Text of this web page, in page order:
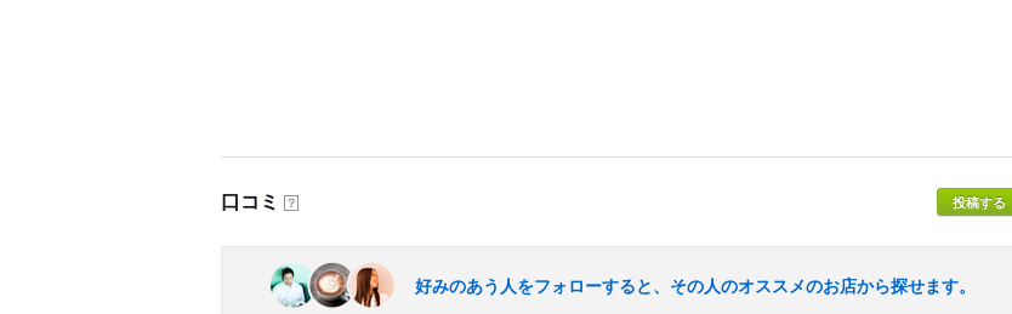
口コミ ？ 投稿する
好みのあう人をフォローすると、その人のオススメのお店から探せます。